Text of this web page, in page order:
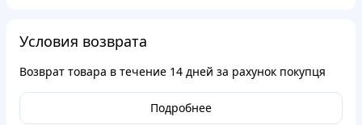
Условия возврата
Возврат товара в течение 14 дней за рахунок покупця
Подробнее